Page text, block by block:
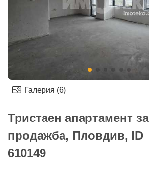
Галерия (6)
Тристаен апартамент за
продажба, Пловдив, ID
610149